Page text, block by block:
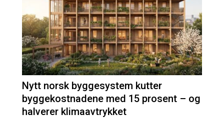
Nytt norsk byggesystem kutter
byggekostnadene med 15 prosent – og
halverer klimaavtrykket